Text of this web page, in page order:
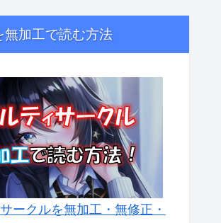
無加工で読む方法
ークルを無加工・無修正・